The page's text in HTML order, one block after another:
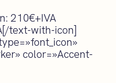
210€+IVA
text-with-icon]
color=»Accent-